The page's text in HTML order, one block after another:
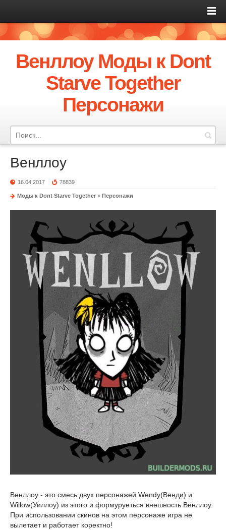
Венллоу Моды к Dont
Starve Together
Персонажи
Венллоу
16.04.2017 78839
Моды к Dont Starve Together » Персонажи
Венллоу - это смесь двух персонажей Wendy(Венди) и
Willow(Уиллоу) из этого и формуруеться внешность Венллоу.
При использовании скинов на этом персонаже игра не
вылетает и работает коректно!